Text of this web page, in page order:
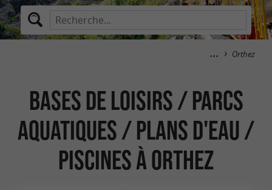
Orthez
Bases de Loisirs / Parcs
aquatiques / Plans d'eau /
Piscines à Orthez